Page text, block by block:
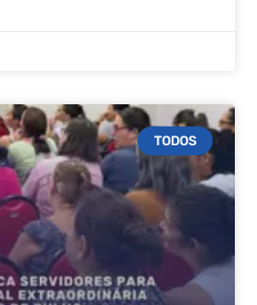
TODOS